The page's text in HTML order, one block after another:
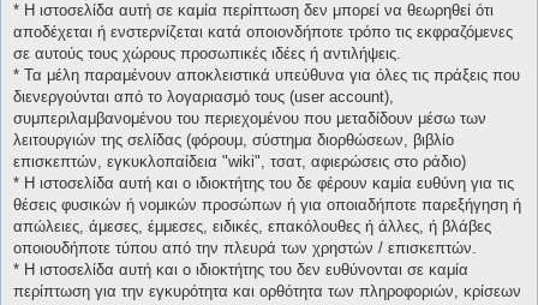
* H ιστοσελίδα αυτή σε καμία περίπτωση δεν μπορεί να θεωρηθεί ότι
αποδέχεται ή ενστερνίζεται κατά οποιονδήποτε τρόπο τις εκφραζόμενες
σε αυτούς τους χώρους προσωπικές ιδέες ή αντιλήψεις.
* Τα μέλη παραμένουν αποκλειστικά υπεύθυνα για όλες τις πράξεις που
διενεργούνται από το λογαριασμό τους (user account),
συμπεριλαμβανομένου του περιεχομένου που μεταδίδουν μέσω των
λειτουργιών της σελίδας (φόρουμ, σύστημα διορθώσεων, βιβλίο
επισκεπτών, εγκυκλοπαίδεια "wiki", τσατ, αφιερώσεις στο ράδιο)
* H ιστοσελίδα αυτή και ο ιδιοκτήτης του δε φέρουν καμία ευθύνη για τις
θέσεις φυσικών ή νομικών προσώπων ή για οποιαδήποτε παρεξήγηση ή
απώλειες, άμεσες, έμμεσες, ειδικές, επακόλουθες ή άλλες, ή βλάβες
οποιουδήποτε τύπου από την πλευρά των χρηστών / επισκεπτών.
* H ιστοσελίδα αυτή και ο ιδιοκτήτης του δεν ευθύνονται σε καμία
περίπτωση για την εγκυρότητα και ορθότητα των πληροφοριών, κρίσεων